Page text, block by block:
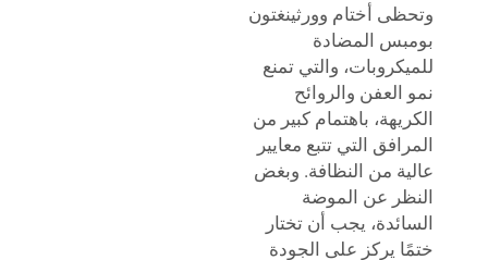
أختام وورثينغتون
المضادة
والتي تمنع
والروائح
باهتمام كبير من
التي تتبع معايير
من النظافة. وبغض
عن الموضة
يجب أن تختار
يركز على الجودة